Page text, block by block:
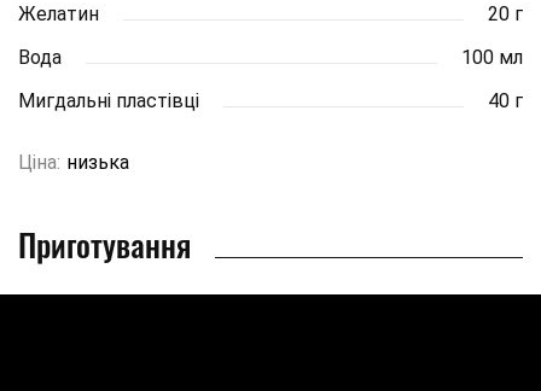
Желатин
20 г
Вода
100 мл
Мигдальні пластівці
40 г
Ціна: низька
Приготування